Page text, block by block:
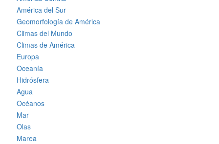
América del Sur
Geomorfología de América
Climas del Mundo
Climas de América
Europa
Oceanía
Hidrósfera
Agua
Océanos
Mar
Olas
Marea